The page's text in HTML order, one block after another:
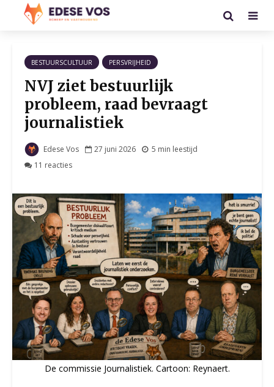
BESTUURSCULTUUR PERSVRIJHEID
NVJ ziet bestuurlijk
probleem, raad bevraagt
journalistiek
Edese Vos 27 juni 2026
5 min leestijd
11 reacties
De commissie Journalistiek. Cartoon: Reynaert.